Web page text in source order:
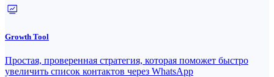
Growth Tool
Простая, проверенная стратегия, которая поможет быстро
увеличить список контактов через WhatsApp